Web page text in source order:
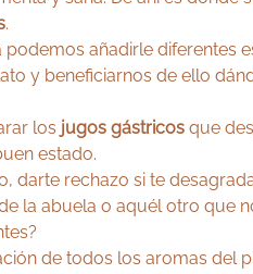
.
añadirle diferentes
y beneficiarnos de ello
los jugos gástricos que
estado.
darte rechazo si te
la abuela o aquél otro que
de todos los aromas del